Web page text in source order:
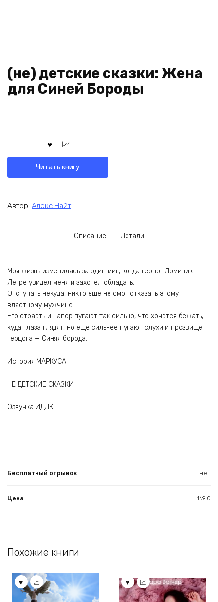
(не) детские сказки: Жена
для Синей Бороды
Читать книгу
Автор: Алекс Найт
Описание Детали
Моя жизнь изменилась за один миг, когда герцог Доминик
Легре увидел меня и захотел обладать.
Отступать некуда, никто еще не смог отказать этому
властному мужчине.
Его страсть и напор пугают так сильно, что хочется бежать,
куда глаза глядят, но еще сильнее пугают слухи и прозвище
герцога — Синяя борода.
История МАРКУСА
НЕ ДЕТСКИЕ СКАЗКИ
Озвучка ИДДК.
Бесплатный отрывок нет
Цена 169.0
Похожие книги